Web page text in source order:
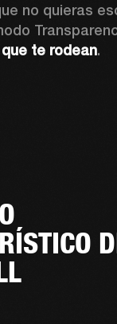
no quieras
te rodean.